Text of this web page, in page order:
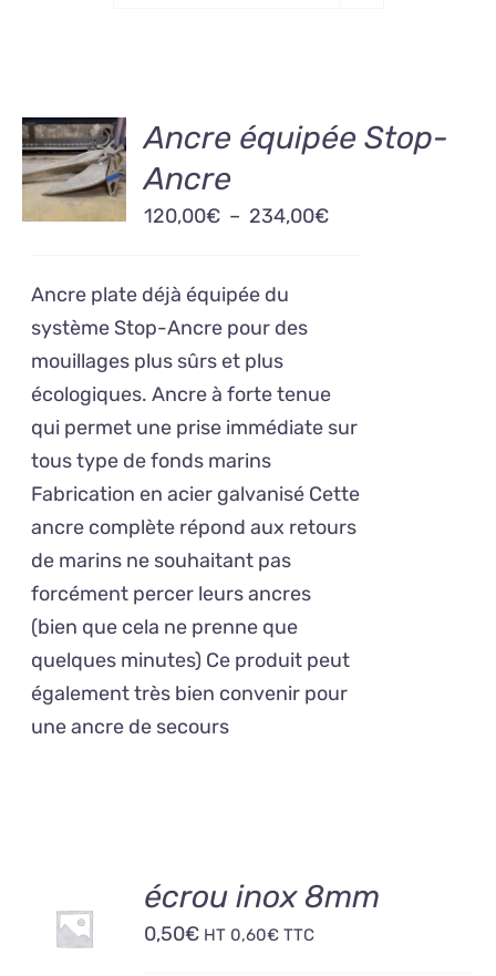
CHOIX
DES
OPTIONS
CE
PRODUIT
VARIATIONS.
LES
OPTIONS
PEUVENT
ÊTRE
CHOISIES
SUR
LA
PAGE
PRODUIT
/
DÉTAILS
Ancre équipée Stop-
Ancre
120,00€ – 234,00€Plage
Ancre plate déjà équipée du
système Stop-Ancre pour des
mouillages plus sûrs et plus
écologiques. Ancre à forte tenue
qui permet une prise immédiate sur
tous type de fonds marins
Fabrication en acier galvanisé Cette
ancre complète répond aux retours
de marins ne souhaitant pas
forcément percer leurs ancres
(bien que cela ne prenne que
quelques minutes) Ce produit peut
également très bien convenir pour
une ancre de secours
AU
PANIER
écrou inox 8mm
0,50€ HT 0,60€ TTC